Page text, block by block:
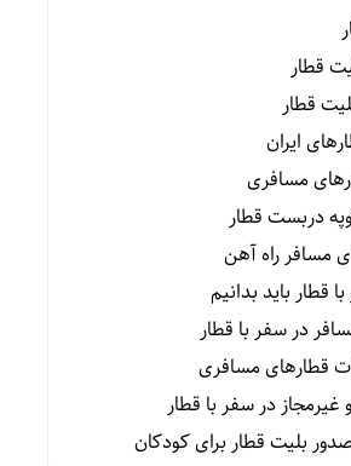
قطار
قطار
ایران
مسافری
دربست قطار
قطار باید بدانیم
در سفر با قطار
قطارهای مسافری
در سفر با قطار
بلیت قطار برای کودکان